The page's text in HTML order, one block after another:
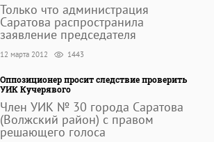
Только что администрация
Саратова распространила
заявление председателя
12 марта 2012 1443
Оппозиционер просит следствие проверить
УИК Кучерявого
Член УИК № 30 города Саратова
(Волжский район) с правом
решающего голоса